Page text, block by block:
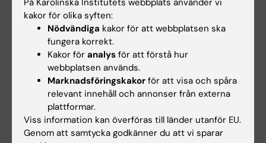
grundutbildning hade hjälpt dem mycket eller
ganska mycket att utveckla sin kompetens
avseende sjukskrivningsärenden. Däremot
svarade över hälften att de lärt sig mer genom
kontakter med kollegor och patienter. Enligt
Anna Löfgren bör resultaten ses som en signal
till beslutsfattare inom orådet att fokusera
mer på kvalitetssäkring och
kompetensutveckling för läkare kring
kakor för olika syften:
Nödvändiga kakor för att webbplatsen ska
fungera korrekt.
Kakor för analys för att förstå hur
webbplatsen används.
Marknadsföringskakor för att visa och spåra
relevant innehåll och annonser från externa
plattformar.
Viss information kan överföras till länder utanför EU.
Genom att samtycka godkänner du att vi sparar